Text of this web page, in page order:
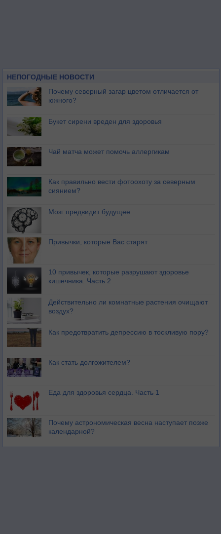
НЕПОГОДНЫЕ НОВОСТИ
Почему северный загар цветом отличается от
южного?
Букет сирени вреден для здоровья
Чай матча может помочь аллергикам
Как правильно вести фотоохоту за северным
сиянием?
Мозг предвидит будущее
Привычки, которые Вас старят
10 привычек, которые разрушают здоровье
кишечника. Часть 2
Действительно ли комнатные растения очищают
воздух?
Как предотвратить депрессию в тоскливую пору?
Как стать долгожителем?
Еда для здоровья сердца. Часть 1
Почему астрономическая весна наступает позже
календарной?